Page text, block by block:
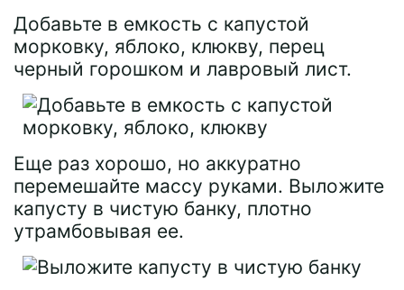
Добавьте в емкость с капустой
морковку, яблоко, клюкву, перец
черный горошком и лавровый лист.
Еще раз хорошо, но аккуратно
перемешайте массу руками. Выложите
капусту в чистую банку, плотно
утрамбовывая ее.